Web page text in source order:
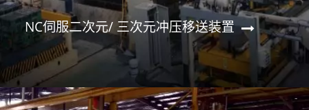
NC伺服二次元/ 三次元冲压移送装置